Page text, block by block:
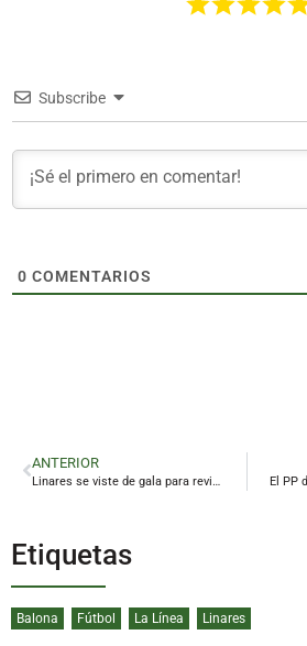
Subscribe
0 COMENTARIOS
ANTERIOR
Etiquetas
Balona Fútbol La Línea Linares